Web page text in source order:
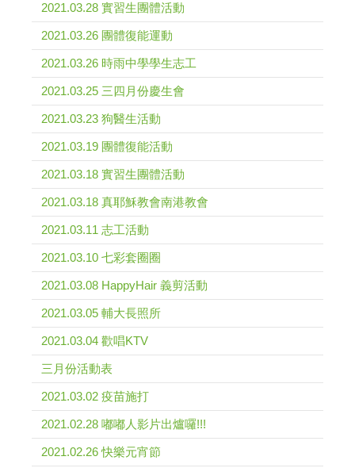
2021.03.28 實習生團體活動
2021.03.26 團體復能運動
2021.03.26 時雨中學學生志工
2021.03.25 三四月份慶生會
2021.03.23 狗醫生活動
2021.03.19 團體復能活動
2021.03.18 實習生團體活動
2021.03.18 真耶穌教會南港教會
2021.03.11 志工活動
2021.03.10 七彩套圈圈
2021.03.08 HappyHair 義剪活動
2021.03.05 輔大長照所
2021.03.04 歡唱KTV
三月份活動表
2021.03.02 疫苗施打
2021.02.28 嘟嘟人影片出爐囉!!!
2021.02.26 快樂元宵節